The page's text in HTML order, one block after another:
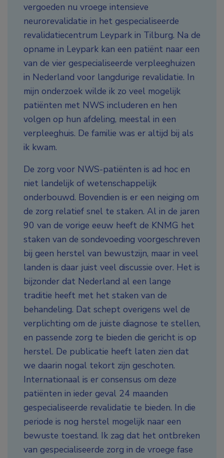
vergoeden nu vroege intensieve
neurorevalidatie in het gespecialiseerde
revalidatiecentrum Leypark in Tilburg. Na de
opname in Leypark kan een patiënt naar een
van de vier gespecialiseerde verpleeghuizen
in Nederland voor langdurige revalidatie. In
mijn onderzoek wilde ik zo veel mogelijk
patiënten met NWS includeren en hen
volgen op hun afdeling, meestal in een
verpleeghuis. De familie was er altijd bij als
ik kwam.
De zorg voor NWS-patiënten is ad hoc en
niet landelijk of wetenschappelijk
onderbouwd. Bovendien is er een neiging om
de zorg relatief snel te staken. Al in de jaren
90 van de vorige eeuw heeft de KNMG het
staken van de sondevoeding voorgeschreven
bij geen herstel van bewustzijn, maar in veel
landen is daar juist veel discussie over. Het is
bijzonder dat Nederland al een lange
traditie heeft met het staken van de
behandeling. Dat schept overigens wel de
verplichting om de juiste diagnose te stellen,
en passende zorg te bieden die gericht is op
herstel. De publicatie heeft laten zien dat
we daarin nogal tekort zijn geschoten.
Internationaal is er consensus om deze
patiënten in ieder geval 24 maanden
gespecialiseerde revalidatie te bieden. In die
periode is nog herstel mogelijk naar een
bewuste toestand. Ik zag dat het ontbreken
van gespecialiseerde zorg in de vroege fase